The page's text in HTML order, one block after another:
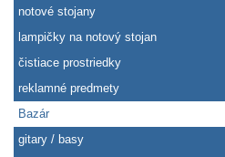
notové stojany
lampičky na notový stojan
čistiace prostriedky
reklamné predmety
Bazár
gitary / basy